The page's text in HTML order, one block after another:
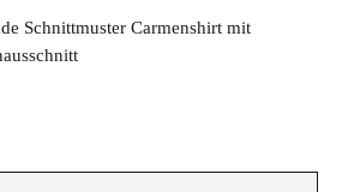
Schnittmuster Carmenshirt mit